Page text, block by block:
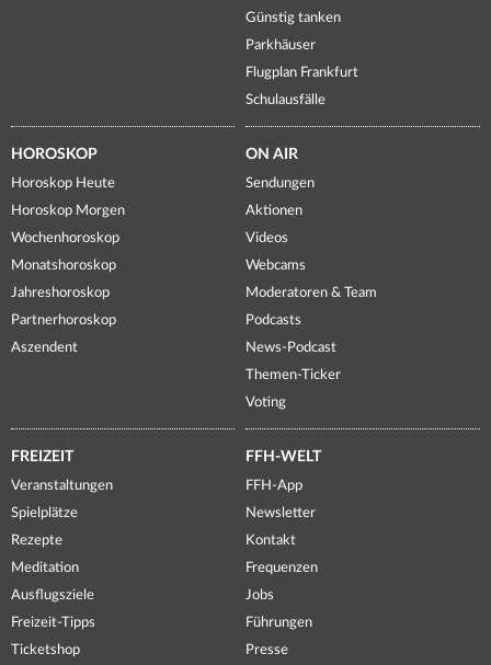
Günstig tanken
Parkhäuser
Flugplan Frankfurt
Schulausfälle
HOROSKOP
Horoskop Heute
Horoskop Morgen
Wochenhoroskop
Monatshoroskop
Jahreshoroskop
Partnerhoroskop
Aszendent
ON AIR
Sendungen
Aktionen
Videos
Webcams
Moderatoren & Team
Podcasts
News-Podcast
Themen-Ticker
Voting
FREIZEIT
Veranstaltungen
Spielplätze
Rezepte
Meditation
Ausflugsziele
Freizeit-Tipps
Ticketshop
FFH-WELT
FFH-App
Newsletter
Kontakt
Frequenzen
Jobs
Führungen
Presse